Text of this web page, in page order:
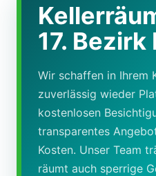
17.
Wir schaffen in Ihrem
zuverlässig wieder
kostenlosen
transparentes
Kosten. Unser Team
räumt auch sperrige